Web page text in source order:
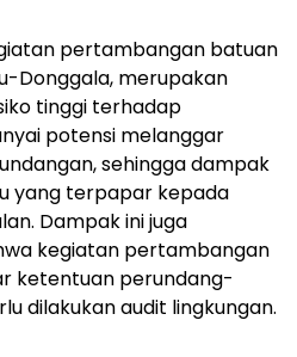
pertambangan batuan
Donggala, merupakan
tinggi terhadap
potensi melanggar
sehingga dampak
yang terpapar kepada
Dampak ini juga
kegiatan pertambangan
ketentuan perundang-
dilakukan audit lingkungan.